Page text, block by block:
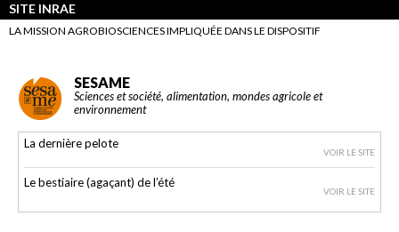
SITE INRAE
LA MISSION AGROBIOSCIENCES IMPLIQUÉE DANS LE DISPOSITIF
SESAME
Sciences et société, alimentation, mondes agricole et
environnement
La dernière pelote
VOIR LE SITE
Le bestiaire (agaçant) de l’été
VOIR LE SITE